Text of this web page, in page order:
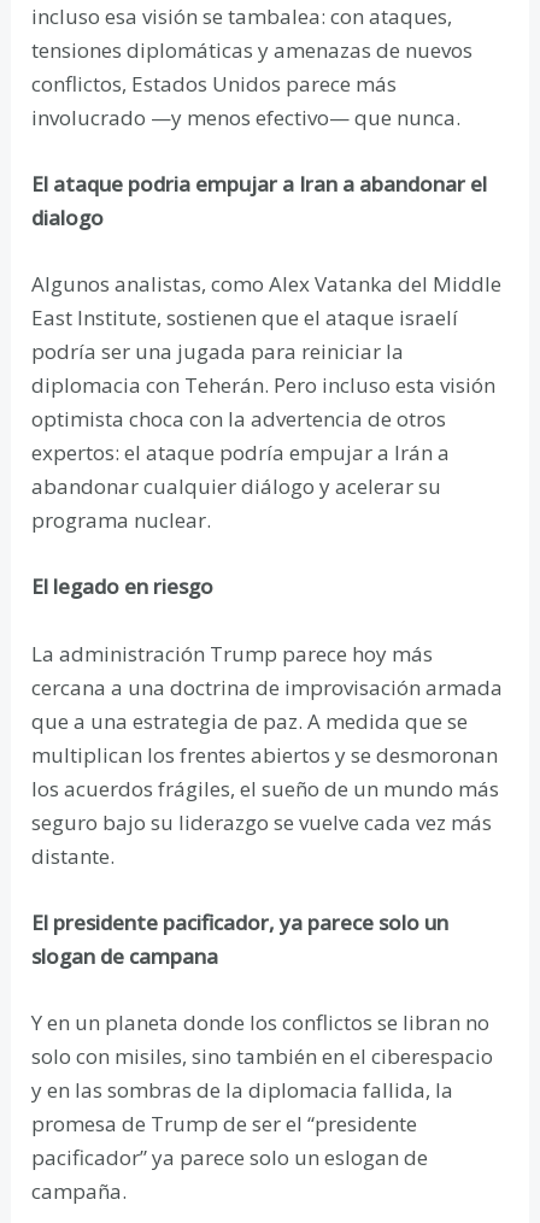
incluso esa visión se tambalea: con ataques,
tensiones diplomáticas y amenazas de nuevos
conflictos, Estados Unidos parece más
involucrado —y menos efectivo— que nunca.
El ataque podria empujar a Iran a abandonar el
dialogo
Algunos analistas, como Alex Vatanka del Middle
East Institute, sostienen que el ataque israelí
podría ser una jugada para reiniciar la
diplomacia con Teherán. Pero incluso esta visión
optimista choca con la advertencia de otros
expertos: el ataque podría empujar a Irán a
abandonar cualquier diálogo y acelerar su
programa nuclear.
El legado en riesgo
La administración Trump parece hoy más
cercana a una doctrina de improvisación armada
que a una estrategia de paz. A medida que se
multiplican los frentes abiertos y se desmoronan
los acuerdos frágiles, el sueño de un mundo más
seguro bajo su liderazgo se vuelve cada vez más
distante.
El presidente pacificador, ya parece solo un
slogan de campana
Y en un planeta donde los conflictos se libran no
solo con misiles, sino también en el ciberespacio
y en las sombras de la diplomacia fallida, la
promesa de Trump de ser el “presidente
pacificador” ya parece solo un eslogan de
campaña.